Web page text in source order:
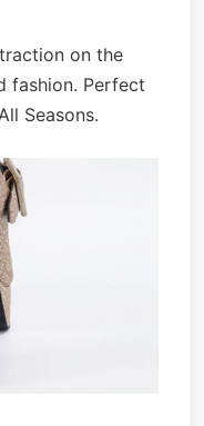
on the
fashion. Perfect
Seasons.